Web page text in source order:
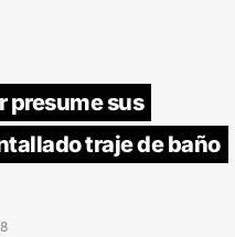
presume sus
traje de baño